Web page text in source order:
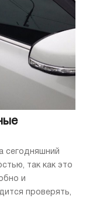
сегодняшний
так как это
и
проверять,